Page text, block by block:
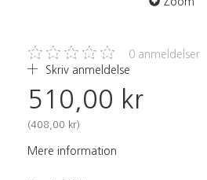
0 anmeldelser
Skriv anmeldelse
510,00 kr
(408,00 kr)
Mere information